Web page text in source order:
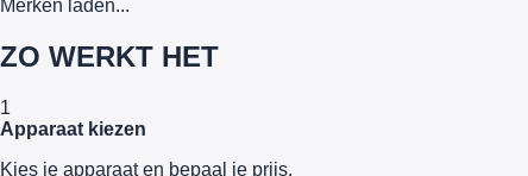
Merken laden...
ZO WERKT HET
1
Apparaat kiezen
Kies je apparaat en bepaal je prijs.